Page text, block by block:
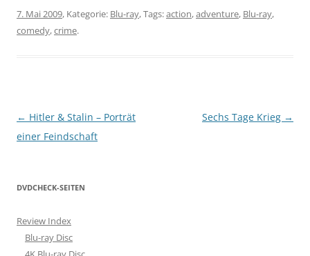
7. Mai 2009, Kategorie: Blu-ray, Tags:action,adventure, Blu-ray,
comedy,crime.
Beitragsnavigation
← Hitler & Stalin – Porträt
einer Feindschaft
Sechs Tage Krieg →
DVDCHECK-SEITEN
Review Index
Blu-ray Disc